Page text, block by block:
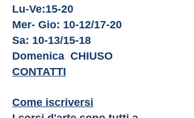
Lu-Ve:15-20
Mer- Gio: 10-12/17-20
Sa: 10-13/15-18
Domenica CHIUSO
CONTATTI
Come iscriversi